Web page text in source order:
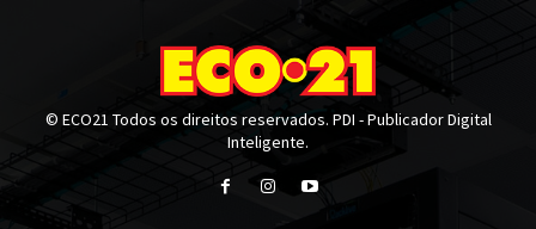
© ECO21 Todos os direitos reservados. PDI - Publicador Digital
Inteligente.